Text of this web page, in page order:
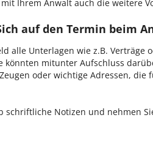
Ihrem Anwalt auch die weitere
auf den Termin beim
alle Unterlagen wie z.B. Verträge
könnten mitunter Aufschluss
oder wichtige Adressen, die
schriftliche Notizen und nehmen